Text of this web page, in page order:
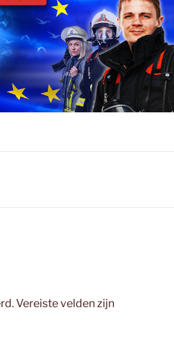
Vereiste velden zijn